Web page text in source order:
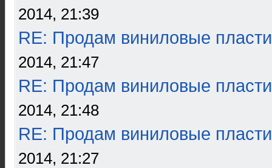
2014, 21:39
RE: Продам виниловые
2014, 21:47
RE: Продам виниловые
2014, 21:48
RE: Продам виниловые
2014, 21:27